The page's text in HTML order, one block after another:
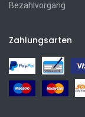
Bezahlvorgang
Zahlungsarten